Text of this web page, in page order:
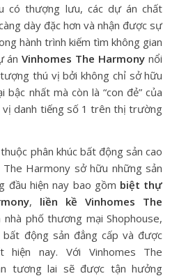
có thượng lưu, các dự án chất
dày đặc hơn và nhận được sự
hành trình kiếm tìm không gian
ánVinhomes The Harmony nổi
thú vị bởi không chỉ sở hữu
bậc nhất mà còn là “con đẻ” của
danh tiếng số 1 trên thị trường
phân khúc bất động sản cao
Harmony sở hữu những sản
đầu hiện nay bao gồm biệt thự
, liền kề Vinhomes The
phố thương mại Shophouse,
bất động sản đẳng cấp và được
hiện nay. Với Vinhomes The
tương lai sẽ được tận hưởng